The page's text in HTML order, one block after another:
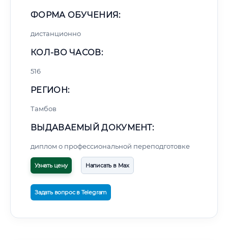
ФОРМА ОБУЧЕНИЯ:
дистанционно
КОЛ-ВО ЧАСОВ:
516
РЕГИОН:
Тамбов
ВЫДАВАЕМЫЙ ДОКУМЕНТ:
диплом о профессиональной переподготовке
Узнать цену Написать в Max
Задать вопрос в Telegram